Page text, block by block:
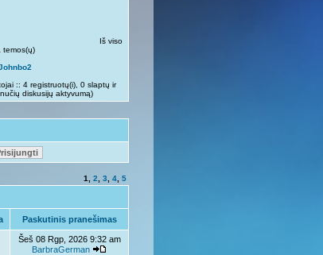
Iš viso
temos(ų)
:: 4 registruotų(i), 0 slaptų ir
diskusijų aktyvumą)
1 2 3 4 5
Paskutinis pranešimas
Šeš 08 Rgp, 2026 9:32 am
BarbraGerman